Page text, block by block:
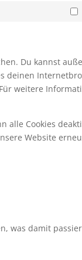
Du kannst
deinen
weitere
alle Cookies
Website
was damit